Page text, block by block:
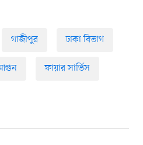
গাজীপুর ঢাকা বিভাগ
আগুন ফায়ার সার্ভিস